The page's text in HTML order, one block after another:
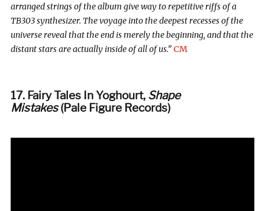
arranged strings of the album give way to repetitive riffs of a
TB303 synthesizer. The voyage into the deepest recesses of the
universe reveal that the end is merely the beginning, and that the
distant stars are actually inside of all of us.” CM
17. Fairy Tales In Yoghourt, Shape
Mistakes(Pale Figure Records)